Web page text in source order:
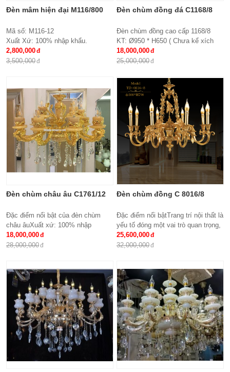
Đèn mâm hiện đại M116/800
Mã số: M116-12
Xuất Xứ: 100% nhập khẩu.
Thiết kế: Đèn mâm Led tròn
Kích thước: Ø800x H 150 mm
Điều khiển từ xa: Đi kèm nhiều chế
độ
Ứng dụng: Hiệu Quả Cho Phòng
Khách, chung cư, nhà riêng, văn
phòng …
2,800,000
3,500,000
Đèn chùm đồng đá C1168/8
Đèn chùm đồng cao cấp 1168/8
KT: Ø950 * H650 ( Chưa kể xích
treo )
Bóng đèn: E27*8
18,000,000
25,000,000
Đèn chùm châu âu C1761/12
Đặc điểm nổi bật của đèn chùm
châu âuXuất xứ: 100% nhập
khẩuKích thước: Phi 950 x
H500Loại bóng sử dụng: Nến E14
18,000,000
28,000,000
Đèn chùm đồng C 8016/8
Đặc điểm nổi bậtTrang trí nội thất là
yếu tố đóng một vai trò quan trọng,
đem lại những giá trị thực sự cho
cả căn hộ của gia...
25,600,000
32,000,000